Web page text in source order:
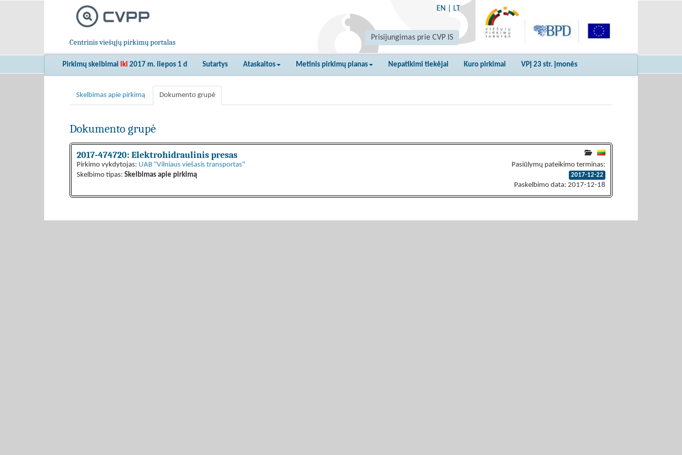
Centrinis viešųjų pirkimų portalas
EN LT
Prisijungimas prie CVP IS
Pirkimų skelbimai iki 2017 m. liepos 1 d Sutartys Ataskaitos Metinis pirkimų planas Nepatikimi tiekėjai Kuro pirkimai VPĮ 23 str. įmonės
Skelbimas apie pirkimą Dokumento grupė
Dokumento grupė
2017-474720: Elektrohidraulinis presas
Pirkimo vykdytojas: UAB "Vilniaus viešasis transportas"
Skelbimo tipas: Skelbimas apie pirkimą
Pasiūlymų pateikimo terminas:
2017-12-22
Paskelbimo data: 2017-12-18